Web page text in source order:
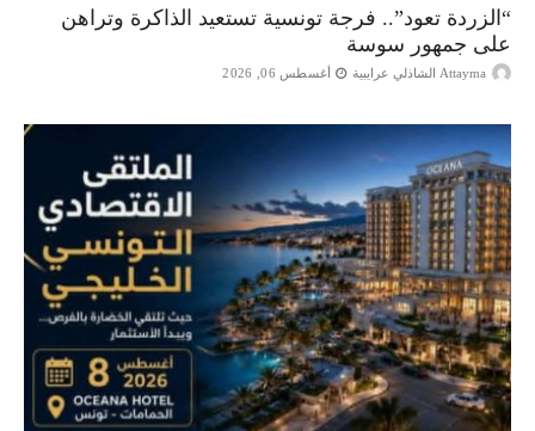
“الزردة تعود”.. فرجة تونسية تستعيد الذاكرة وتراهن
على جمهور سوسة
Attayma الشاذلي عرايبية أغسطس 06, 2026